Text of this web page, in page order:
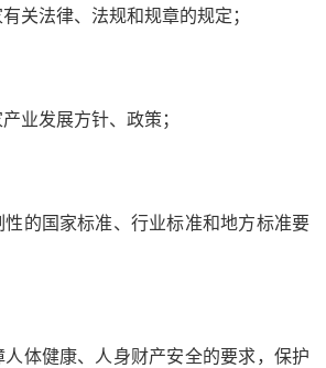
法律、法规和规章的规定；
发展方针、政策；
国家标准、行业标准和地方标准要
健康、人身财产安全的要求，保护